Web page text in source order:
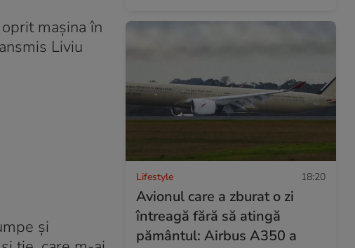
mașina în
Liviu
și
Lifestyle 18:20
Avionul care a zburat o zi
întreagă fără să atingă
pământul: Airbus A350 a